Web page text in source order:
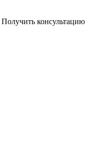
Получить консультацию